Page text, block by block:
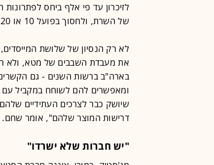
של השרת, ולחסוך בפועל 10 או 20 שרתי אנבידיה על כל שרת שנמכר מתוצרתה.
לא רק הנסיון של שלושת
את מעבדת השבבים של מטא, ולא
בארה"ב ברשות השנים - גם
ומאפשרים להם לשוחח במקביל עם
דרישות המוצר שלהם", אומר שחם.
"יש חברות שלא ישרדו"